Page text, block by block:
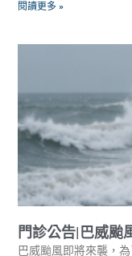
閱讀更多 »
門診公告|巴威颱
巴威颱風即將來襲，